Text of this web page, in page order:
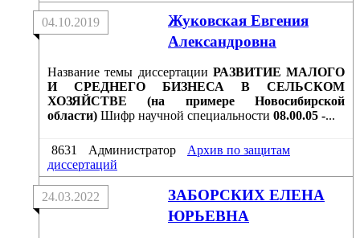
Жуковская Евгения
Александровна
04.10.2019
Название темы диссертации РАЗВИТИЕ МАЛОГО
И СРЕДНЕГО БИЗНЕСА В СЕЛЬСКОМ
ХОЗЯЙСТВЕ (на примере Новосибирской
области) Шифр научной специальности 08.00.05 -...
8631 Администратор
Архив по защитам
диссертаций
ЗАБОРСКИХ ЕЛЕНА
ЮРЬЕВНА
24.03.2022